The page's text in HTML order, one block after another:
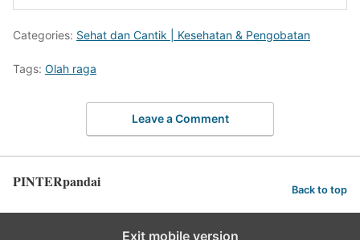
Categories: Sehat dan Cantik | Kesehatan & Pengobatan
Tags: Olah raga
Leave a Comment
PINTERpandai Back to top
Exit mobile version